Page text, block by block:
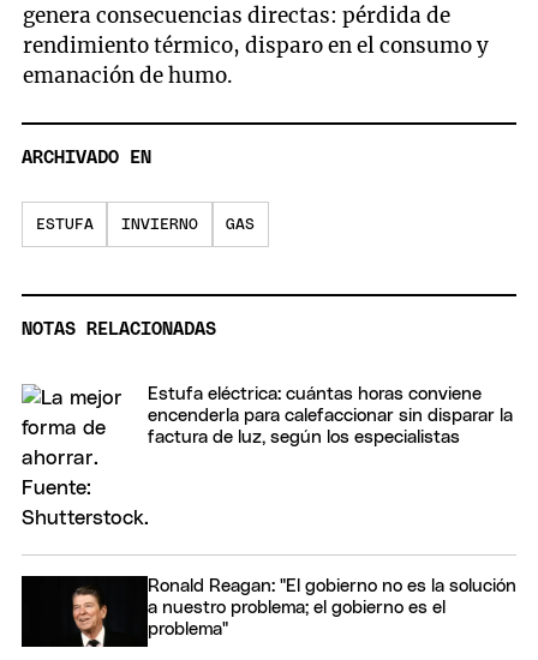
genera consecuencias directas: pérdida de
rendimiento térmico, disparo en el consumo y
emanación de humo.
ARCHIVADO EN
ESTUFA INVIERNO GAS
NOTAS RELACIONADAS
Estufa eléctrica: cuántas horas conviene
encenderla para calefaccionar sin disparar la
factura de luz, según los especialistas
Ronald Reagan: "El gobierno no es la solución
a nuestro problema; el gobierno es el
problema"